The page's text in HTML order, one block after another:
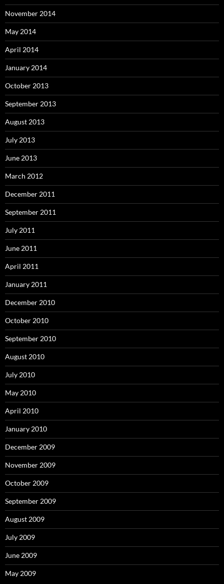
November 2014
May 2014
April 2014
January 2014
October 2013
September 2013
August 2013
July 2013
June 2013
March 2012
December 2011
September 2011
July 2011
June 2011
April 2011
January 2011
December 2010
October 2010
September 2010
August 2010
July 2010
May 2010
April 2010
January 2010
December 2009
November 2009
October 2009
September 2009
August 2009
July 2009
June 2009
May 2009